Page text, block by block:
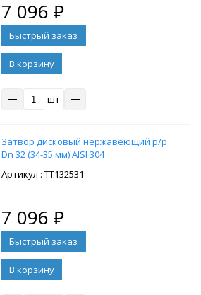
7 096 ₽
В корзину
шт
Затвор дисковый нержавеющий р/р
Dn 32 (34-35 мм) AISI 304
: ТТ132531
7 096 ₽
В корзину